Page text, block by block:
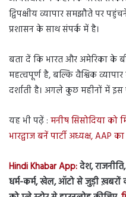
द्विपक्षीय व्यापार समझौते पर
प्रशासन के साथ संपर्क में है।
बता दें कि भारत और अमेरिका के
महत्वपूर्ण है, बल्कि वैश्विक
दर्शाती है। अगले कुछ महीनों में इस
यह भी पढ़ें : मनीष सिसोदिया को
भारद्वाज बनें पार्टी अध्यक्ष, AAP
Hindi Khabar App:देश,
धर्म-कर्म, खेल, ऑटो से जुड़ी